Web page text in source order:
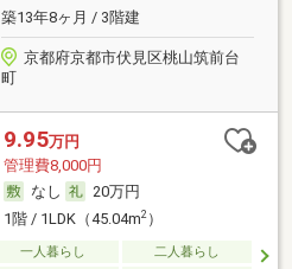
築13年8ヶ月 / 3階建
京都府京都市伏見区桃山筑前台
町
9.95万円
管理費8,000円
なし
20万円
1階 / 1LDK（45.04m2）
一人暮らし 二人暮らし